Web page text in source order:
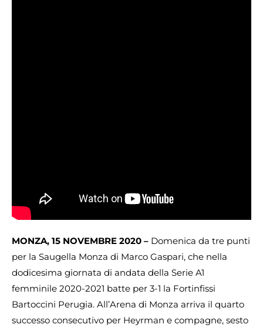
MONZA, 15 NOVEMBRE 2020 – Domenica da tre punti
per la Saugella Monza di Marco Gaspari, che nella
dodicesima giornata di andata della Serie A1
femminile 2020-2021 batte per 3-1 la Fortinfissi
Bartoccini Perugia. All’Arena di Monza arriva il quarto
successo consecutivo per Heyrman e compagne, sesto